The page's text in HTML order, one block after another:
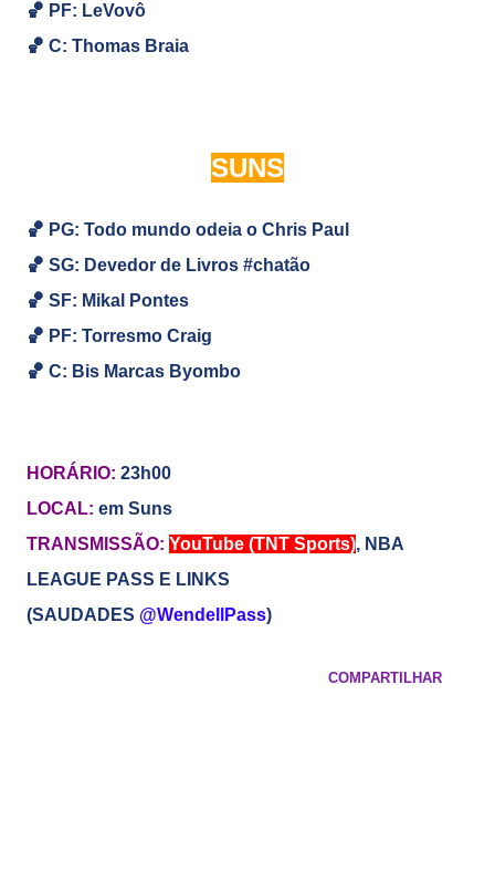
🏀 PF: LeVovô
🏀 C: Thomas Braia
SUNS
🏀 PG: Todo mundo odeia o Chris Paul
🏀 SG: Devedor de Livros #chatão
🏀 SF: Mikal Pontes
🏀 PF: Torresmo Craig
🏀 C: Bis Marcas Byombo
HORÁRIO: 23h00
LOCAL: em Suns
TRANSMISSÃO: YouTube (TNT Sports), NBA
LEAGUE PASS E LINKS
(SAUDADES @WendellPass)
COMPARTILHAR